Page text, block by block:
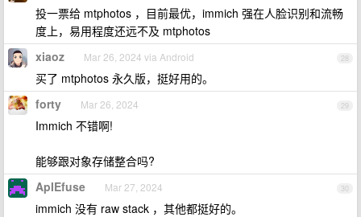
投一票给 mtphotos ，目前最优，immich 强在人脸识别和流畅
度上，易用程度还远不及 mtphotos
28
xiaoz Mar 26, 2024 via Android
买了 mtphotos 永久版，挺好用的。
29
forty Mar 26, 2024
Immich 不错啊!
能够跟对象存储整合吗?
30
ApIEfuse Mar 27, 2024
immich 没有 raw stack ，其他都挺好的。